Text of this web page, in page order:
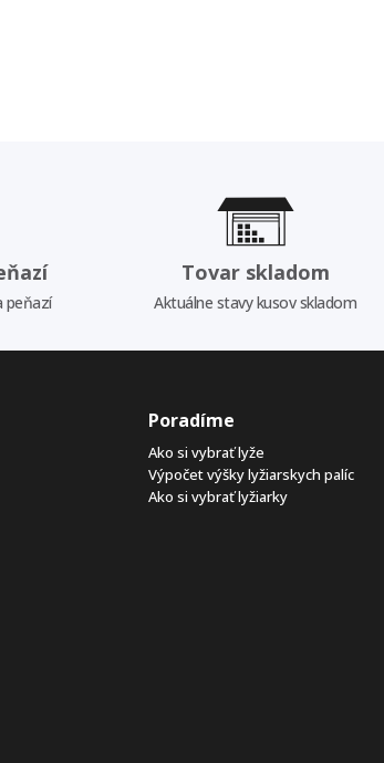
peňazí
Tovar skladom
Aktuálne stavy kusov skladom
Poradíme
Ako si vybrať lyže
Výpočet výšky lyžiarskych palíc
Ako si vybrať lyžiarky